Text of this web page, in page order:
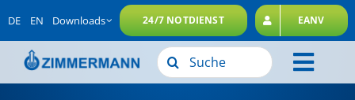
springen
DE EN Downloads 24/7 NOTDIENST EANV
Suche
nach: